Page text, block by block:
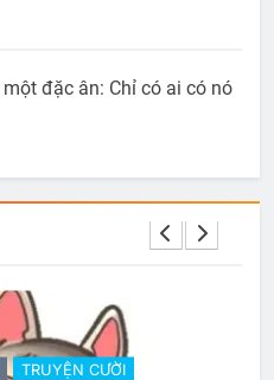
đặc ân: Chỉ có ai có nó
TRUYỆN CƯỜI